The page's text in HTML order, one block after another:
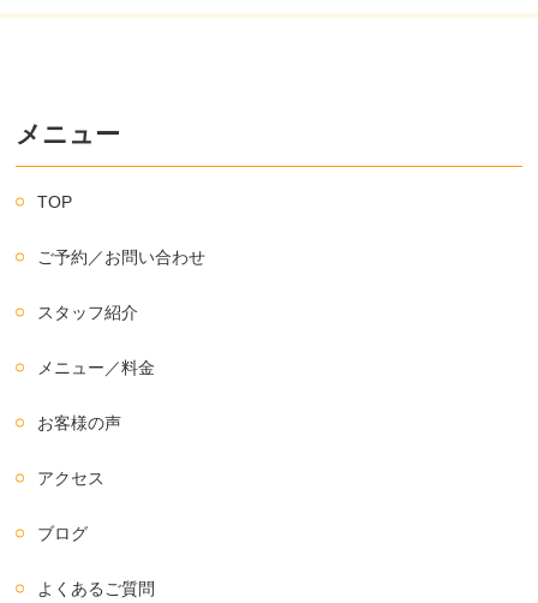
メニュー
TOP
ご予約／お問い合わせ
スタッフ紹介
メニュー／料金
お客様の声
アクセス
ブログ
よくあるご質問